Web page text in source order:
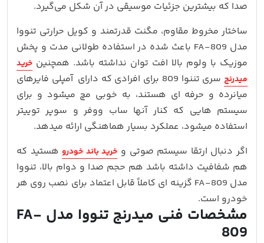
صدا که بیشترین جزئیات موسیقی در آن شکل می‌گیرد.
ساختار مخروط مقاوم، مگنت قدرتمند و کویل حرارتی تنووا
مدل FA-809 باعث شده در استفاده طولانی‌ مدت و پخش
موزیک با ولوم بالا افت توان نداشته باشد. همچنین خرید
میدرنج
سری تننوا 809 برای افرادی که دارای آمپلی‌ فایرهای
میانرده و حرفه‌ ای هستند، به‌ خوبی مچ میشود و برای
سیستم‌ هایی که کنار آنها ساب ووفر و سوپر توییتر
استفاده میشود، عملکرد بسیار هماهنگی ارائه میدهد.
اگر دنبال ارتقا سیستم صوتی و خرید باند خودروهستید که
هم شفافیت داشته باشد هم حجم صدا و دوام بالا، تنووا
مدل FA-809 گزینه‌ ای کاملاً قابل‌ اعتماد برای نصب روی هر
خودرو است.
مشخصات فنی میدرنج تنووا مدل FA-
809